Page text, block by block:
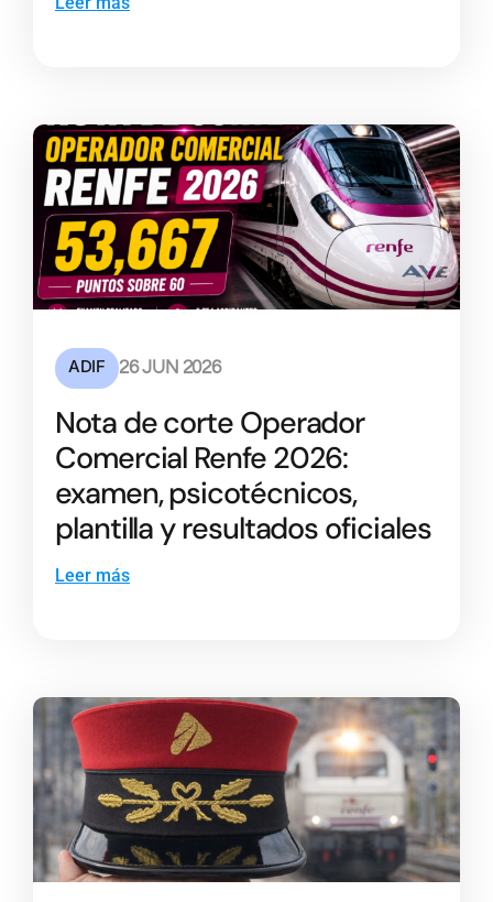
ADIF 26 JUN 2026
Nota de corte Operador
Comercial Renfe 2026:
examen, psicotécnicos,
plantilla y resultados oficiales
Leer más